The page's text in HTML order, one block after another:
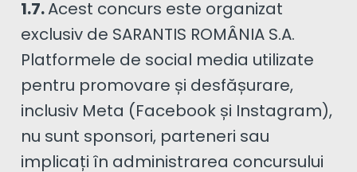
1.7.Acest concurs este organizat
exclusiv de SARANTIS ROMÂNIA S.A.
Platformele de social media utilizate
pentru promovare și desfășurare,
inclusiv Meta (Facebook și Instagram),
nu sunt sponsori, parteneri sau
implicați în administrarea concursului